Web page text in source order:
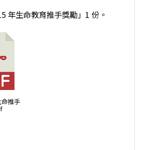
年生命教育推手獎勵」1 份。
推手